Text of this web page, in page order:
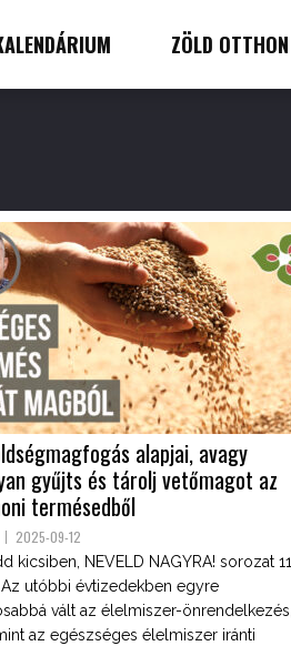
ZÖLD OTTHON
alapjai, avagy
gyűjts és tárolj vetőmagot az
termésedből
2025-09-12
kicsiben, NEVELD NAGYRA! sorozat 11.
utóbbi évtizedekben egyre
vált az élelmiszer-önrendelkezés,
az egészséges élelmiszer iránti